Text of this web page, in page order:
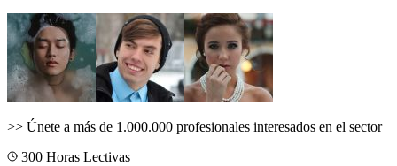
>> Únete a más de 1.000.000 profesionales interesados en el sector
300 Horas Lectivas